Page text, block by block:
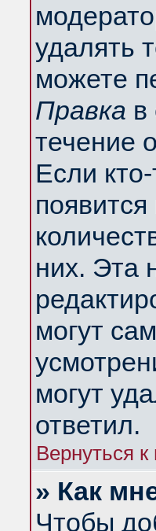
удалять
можете
Правка в
течение
Если
них. Эта
могут
могут
ответил.
Вернуться к
» Как
Чтобы